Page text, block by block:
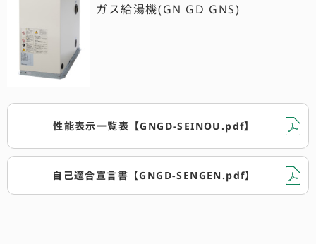
ガス給湯機(GN GD GNS)
性能表示一覧表【GNGD-SEINOU.pdf】
自己適合宣言書【GNGD-SENGEN.pdf】